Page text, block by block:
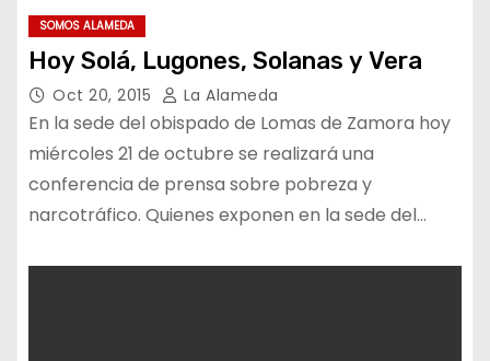
SOMOS ALAMEDA
Hoy Solá, Lugones, Solanas y Vera
Oct 20, 2015 La Alameda
En la sede del obispado de Lomas de Zamora hoy
miércoles 21 de octubre se realizará una
conferencia de prensa sobre pobreza y
narcotráfico. Quienes exponen en la sede del…